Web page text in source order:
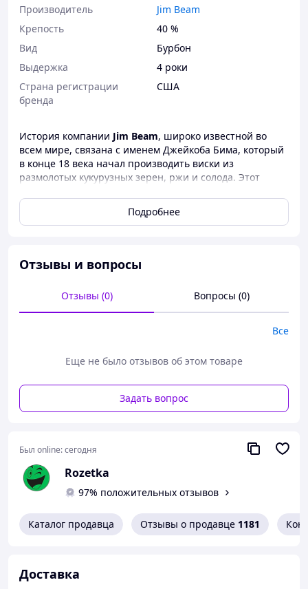
Производитель
Jim Beam
Крепость
40 %
Вид
Бурбон
Выдержка
4 роки
Страна регистрации
бренда
США
История компании Jim Beam, широко известной во
всем мире, связана с именем Джейкоба Бима, который
в конце 18 века начал производить виски из
размолотых кукурузных зерен, ржи и солода. Этот
название бурбон по названию округа Бурбон в штате
Кентукки, где он был впервые произведен. Джейкоб
уже более 200 лет, но владельцы компании все также
продолжают следовать богатым традициям своих
поколения в поколение.
получивший повсеместное признание благодаря
менее 51% сусла, по принятым стандартам, создается
из кукурузы. "Джим Бим" выдерживают в течение 4-х
Подробнее
Отзывы и вопросы
Отзывы (0) Вопросы (0)
Все
Еще не было отзывов об этом товаре
Задать вопрос
Был online:сегодня
Rozetka
97% положительных отзывов
Каталог продавца Отзывы о продавце 1181
Доставка